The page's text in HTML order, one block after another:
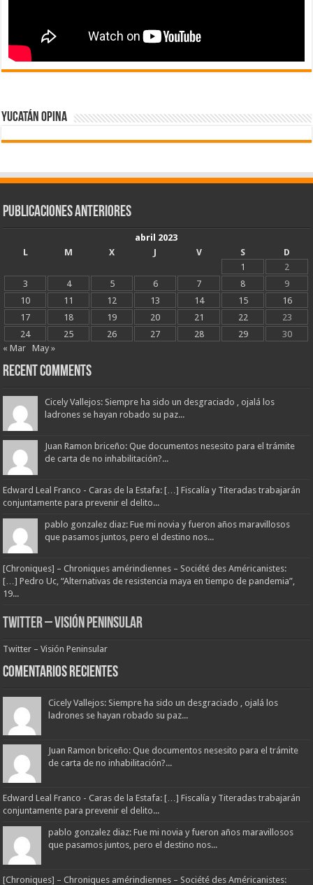
Yucatán Opina
Publicaciones Anteriores
abril 2023
L
M X J V S
D
1
2
3
4 5 6 7 8
9
10
11 12 13 14 15
16
17
18 19 20 21 22
23
24
25 26 27 28 29
30
« Mar
May »
Recent Comments
Cicely Vallejos: Siempre ha sido un desgraciado , ojalá los
ladrones se hayan robado su paz...
Juan Ramon briceño: Que documentos nesesito para el trámite
de carta de no inhabilitación?...
Edward Leal Franco - Caras de la Estafa: […] Fiscalía y Titeradas trabajarán
conjuntamente para prevenir el delito...
pablo gonzalez diaz: Fue mi novia y fueron años maravillosos
que pasamos juntos, pero el destino nos...
[Chroniques] – Chroniques amérindiennes – Société des Américanistes:
[…] Pedro Uc, “Alternativas de resistencia maya en tiempo de pandemia”,
19...
Twitter – Visión Peninsular
Twitter – Visión Peninsular
Comentarios Recientes
Cicely Vallejos: Siempre ha sido un desgraciado , ojalá los
ladrones se hayan robado su paz...
Juan Ramon briceño: Que documentos nesesito para el trámite
de carta de no inhabilitación?...
Edward Leal Franco - Caras de la Estafa: […] Fiscalía y Titeradas trabajarán
conjuntamente para prevenir el delito...
pablo gonzalez diaz: Fue mi novia y fueron años maravillosos
que pasamos juntos, pero el destino nos...
[Chroniques] – Chroniques amérindiennes – Société des Américanistes: